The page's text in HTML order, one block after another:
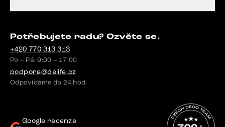
Potřebujete radu? Ozvěte se.
+420 770 313 313
Po – Pá: 9:00 – 17:00
podpora@delife.cz
Odpovídáme do 24 hod.
Google recenze